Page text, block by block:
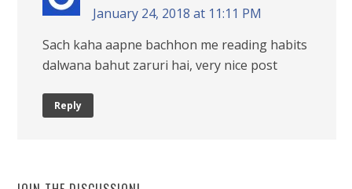
January 24, 2018 at 11:11 PM
Sach kaha aapne bachhon me reading habits
dalwana bahut zaruri hai, very nice post
Reply